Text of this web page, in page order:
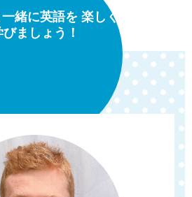
緒に英語を 楽しく
びましょう！